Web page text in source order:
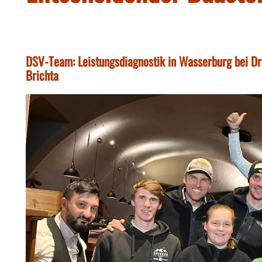
DSV-Team: Leistungsdiagnostik in Wasserburg bei
Brichta